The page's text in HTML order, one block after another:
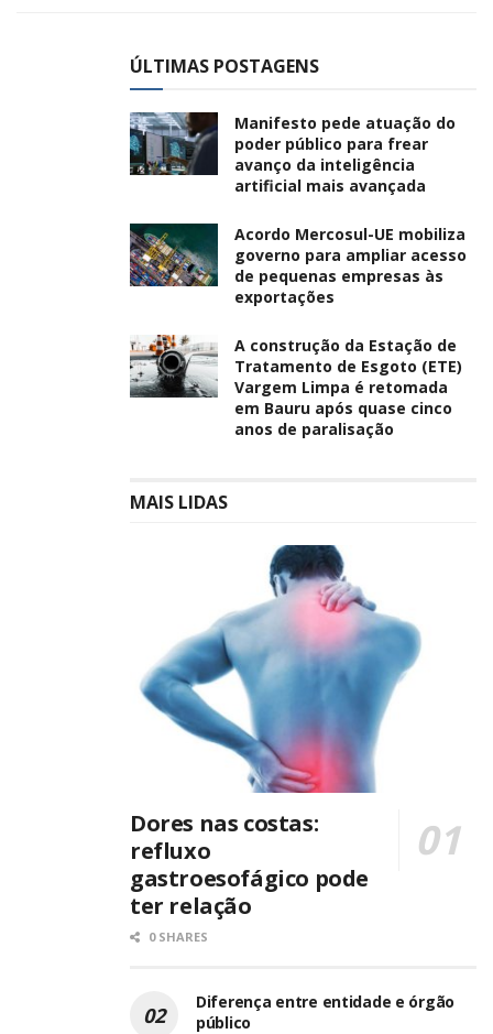
ÚLTIMAS POSTAGENS
Manifesto pede atuação do
poder público para frear
avanço da inteligência
artificial mais avançada
Acordo Mercosul-UE mobiliza
governo para ampliar acesso
de pequenas empresas às
exportações
A construção da Estação de
Tratamento de Esgoto (ETE)
Vargem Limpa é retomada
em Bauru após quase cinco
anos de paralisação
MAIS LIDAS
Dores nas costas:
refluxo
gastroesofágico pode
ter relação
0 SHARES
Diferença entre entidade e órgão
público